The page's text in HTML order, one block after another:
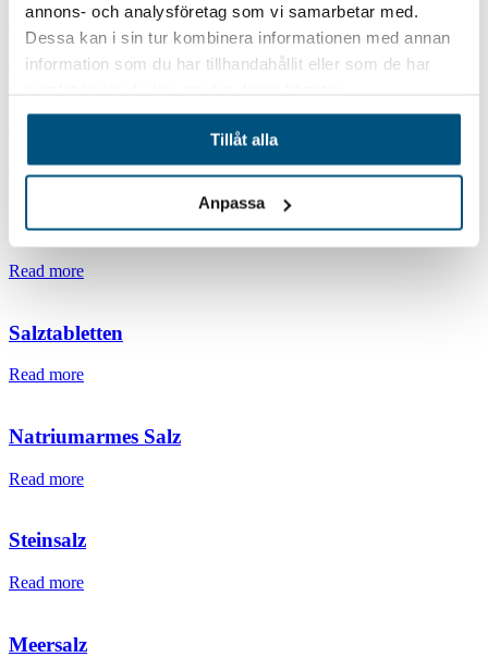
annons- och analysföretag som vi samarbetar med.
Dessa kan i sin tur kombinera informationen med annan
information som du har tillhandahållit eller som de har
Tillåt alla
Anpassa
Harnstoff
Read more
Read more
Körniges Salz
Read more
Salztabletten
Read more
Natriumarmes Salz
Read more
Steinsalz
Read more
Meersalz